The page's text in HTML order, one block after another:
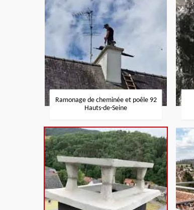
Ramonage de cheminée et poêle 92
Hauts-de-Seine